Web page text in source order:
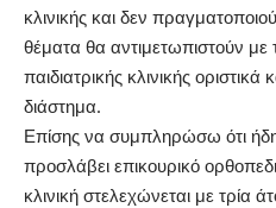
κλινικής και δεν
θέματα θα αντιμετωπιστούν με
παιδιατρικής κλινικής
διάστημα.
Επίσης να συμπληρώσω ότι
προσλάβει επικουρικό
κλινική στελεχώνεται με τρία